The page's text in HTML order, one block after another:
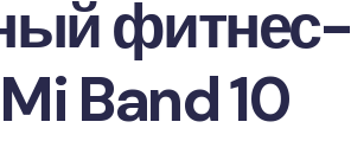
фитнес-
Band 10